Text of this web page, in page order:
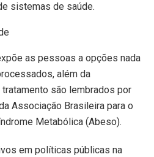
sistemas de saúde.
as pessoas a opções nada
além da
são lembrados por
Associação Brasileira para o
Metabólica (Abeso).
em políticas públicas na